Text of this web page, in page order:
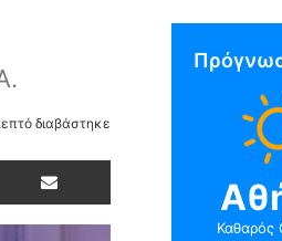
διαβάστηκε
Καθαρός